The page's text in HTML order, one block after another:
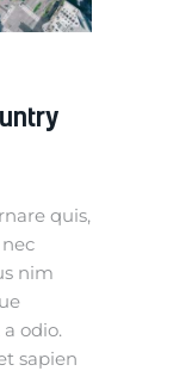
quis,
nim
odio.
sapien